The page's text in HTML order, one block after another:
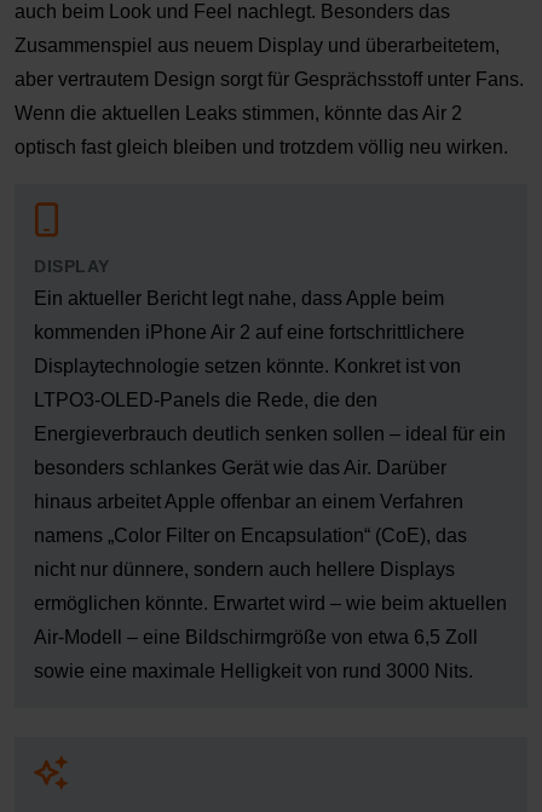
auch beim Look und Feel nachlegt. Besonders das
Zusammenspiel aus neuem Display und überarbeitetem,
aber vertrautem Design sorgt für Gesprächsstoff unter Fans.
Wenn die aktuellen Leaks stimmen, könnte das Air 2
optisch fast gleich bleiben und trotzdem völlig neu wirken.
DISPLAY
Ein aktueller Bericht legt nahe, dass Apple beim
kommenden iPhone Air 2 auf eine fortschrittlichere
Displaytechnologie setzen könnte. Konkret ist von
LTPO3-OLED-Panels die Rede, die den
Energieverbrauch deutlich senken sollen – ideal für ein
besonders schlankes Gerät wie das Air. Darüber
hinaus arbeitet Apple offenbar an einem Verfahren
namens „Color Filter on Encapsulation“ (CoE), das
nicht nur dünnere, sondern auch hellere Displays
ermöglichen könnte. Erwartet wird – wie beim aktuellen
Air-Modell – eine Bildschirmgröße von etwa 6,5 Zoll
sowie eine maximale Helligkeit von rund 3000 Nits.